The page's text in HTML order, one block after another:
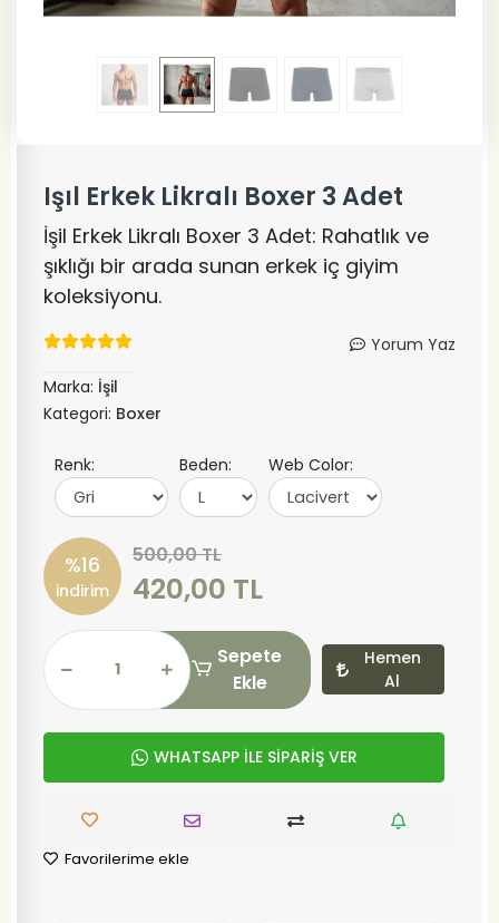
Işıl Erkek Likralı Boxer 3 Adet
İşil Erkek Likralı Boxer 3 Adet: Rahatlık ve
şıklığı bir arada sunan erkek iç giyim
koleksiyonu.
Yorum Yaz
Marka: İşil
Kategori: Boxer
Renk: Beden: Web Color:
%16
indirim
500,00 TL
420,00 TL
Sepete
Ekle
Hemen
Al
WHATSAPP İLE SİPARİŞ VER
Favorilerime ekle